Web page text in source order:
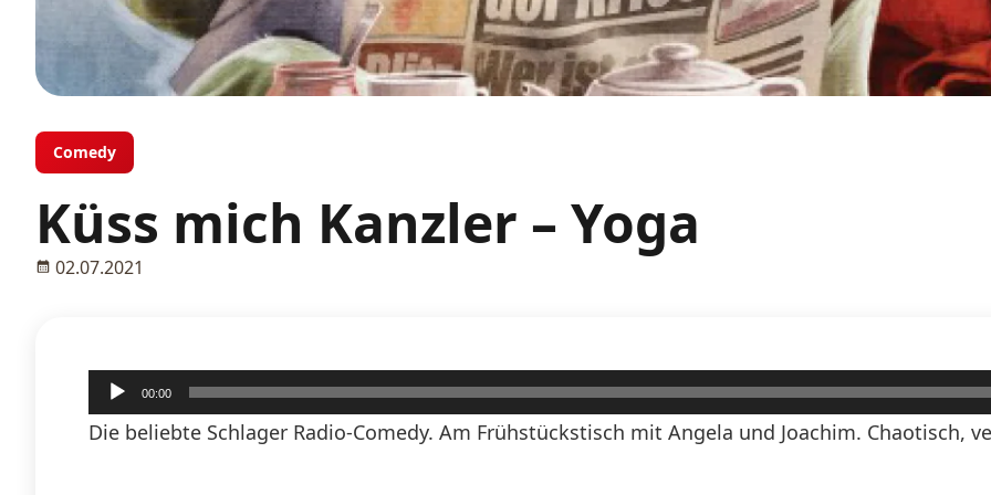
Comedy
Küss mich Kanzler – Yoga
02.07.2021
Audio-
Player
00:00
Die beliebte Schlager Radio-Comedy. Am Frühstückstisch mit Angela und Joachim. Chaotisch,